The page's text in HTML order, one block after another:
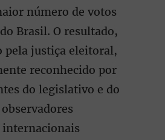
número de votos
Brasil. O resultado,
pela justiça eleitoral,
reconhecido por
do legislativo e do
internacionais